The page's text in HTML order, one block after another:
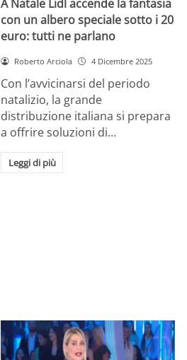
A Natale Lidl accende la fantasia
con un albero speciale sotto i 20
euro: tutti ne parlano
Roberto Arciola 4 Dicembre 2025
Con l’avvicinarsi del periodo
natalizio, la grande
distribuzione italiana si prepara
a offrire soluzioni di…
Leggi di più